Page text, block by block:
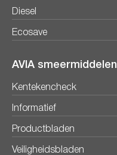
Diesel
Ecosave
AVIA smeermiddelen
Kentekencheck
Informatief
Productbladen
Veiligheidsbladen